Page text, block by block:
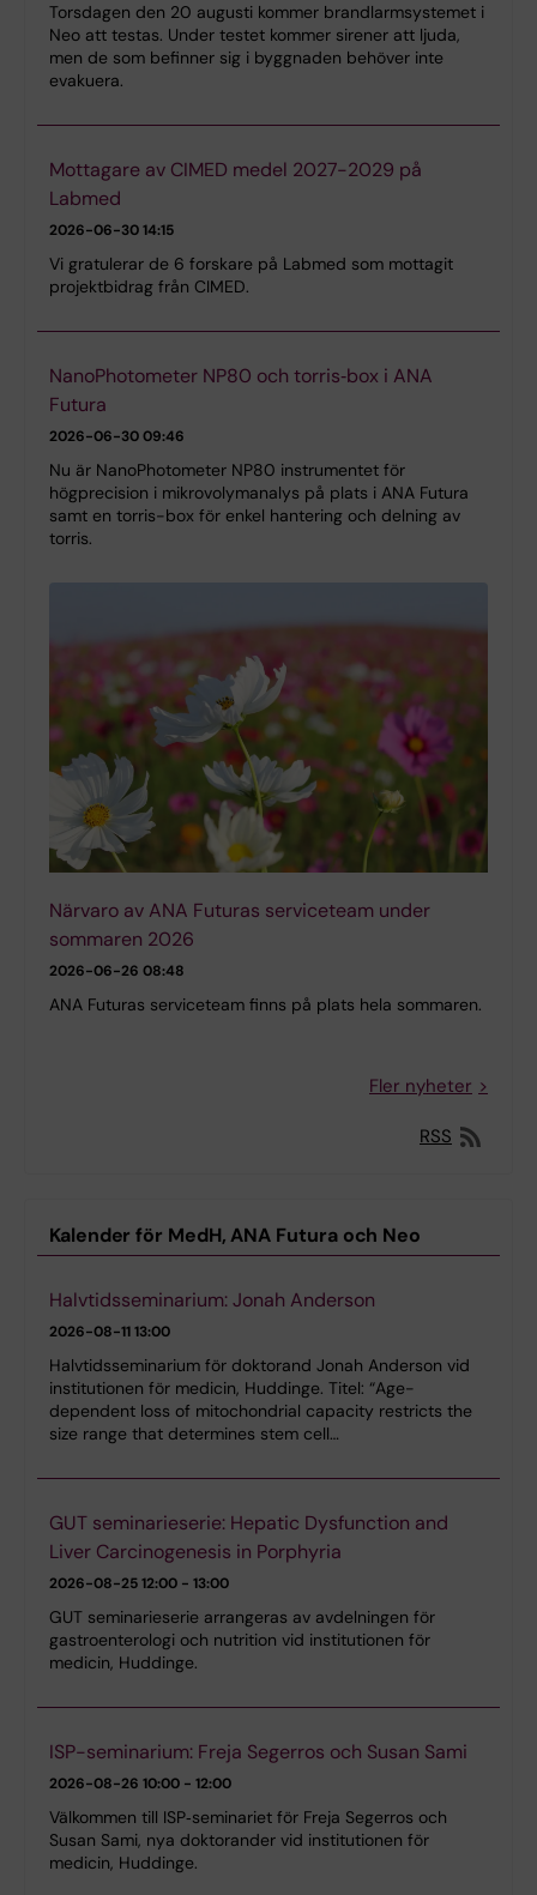
Torsdagen den 20 augusti kommer brandlarmsystemet i
Neo att testas. Under testet kommer sirener att ljuda,
men de som befinner sig i byggnaden behöver inte
evakuera.
Mottagare av CIMED medel 2027-2029 på
Labmed
2026-06-30 14:15
Vi gratulerar de 6 forskare på Labmed som mottagit
projektbidrag från CIMED.
NanoPhotometer NP80 och torris‑box i ANA
Futura
2026-06-30 09:46
Nu är NanoPhotometer NP80 instrumentet för
högprecision i mikrovolymanalys på plats i ANA Futura
samt en torris-box för enkel hantering och delning av
torris.
Närvaro av ANA Futuras serviceteam under
sommaren 2026
2026-06-26 08:48
ANA Futuras serviceteam finns på plats hela sommaren.
Fler nyheter
RSS
Kalender för MedH, ANA Futura och Neo
Halvtidsseminarium: Jonah Anderson
2026-08-1113:00
Halvtidsseminarium för doktorand Jonah Anderson vid
institutionen för medicin, Huddinge. Titel: “Age-
dependent loss of mitochondrial capacity restricts the
size range that determines stem cell…
GUT seminarieserie: Hepatic Dysfunction and
Liver Carcinogenesis in Porphyria
2026-08-2512:00 - 13:00
GUT seminarieserie arrangeras av avdelningen för
gastroenterologi och nutrition vid institutionen för
medicin, Huddinge.
ISP-seminarium: Freja Segerros och Susan Sami
2026-08-26 10:00 - 12:00
Välkommen till ISP‑seminariet för Freja Segerros och
Susan Sami, nya doktorander vid institutionen för
medicin, Huddinge.